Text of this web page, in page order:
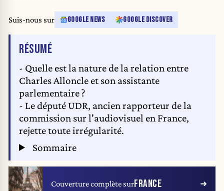
Suis-nous sur GOOGLE NEWS GOOGLE DISCOVER
RÉSUMÉDE L'ARTICLE
- Quelle est la nature de la relation entre
Charles Alloncle et son assistante
parlementaire ?
- Le député UDR, ancien rapporteur de la
commission sur l'audiovisuel en France,
rejette toute irrégularité.
Sommaire
Couverture complète surFRANCE